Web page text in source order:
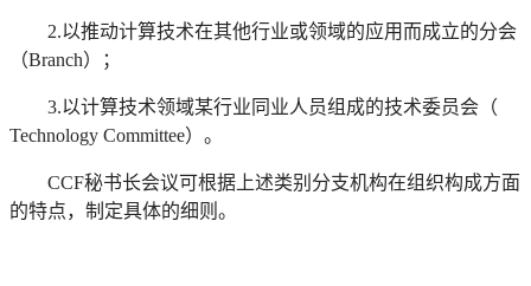
2.以推动计算技术在其他行业或领域的应用而成立的分会
（Branch）；
3.以计算技术领域某行业同业人员组成的技术委员会（
Technology Committee）。
CCF秘书长会议可根据上述类别分支机构在组织构成方面
的特点，制定具体的细则。